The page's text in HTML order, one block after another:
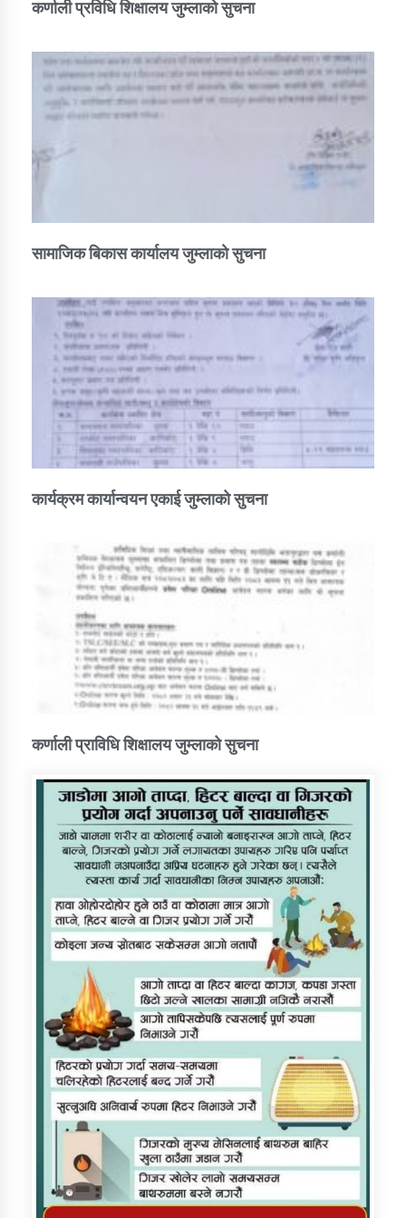
कर्णाली प्रविधि शिक्षालय जुम्लाको सुचना
सामाजिक बिकास कार्यालय जुम्लाकाे सुचना
कार्यक्रम कार्यान्वयन एकाई जुम्लाको सुचना
कर्णाली प्राविधि शिक्षालय जुम्लाको सुचना